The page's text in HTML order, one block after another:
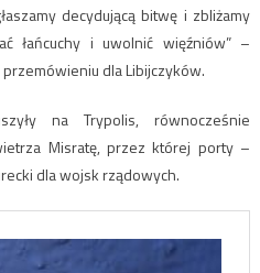
decydującą bitwę i zbliżamy
łańcuchy i uwolnić więźniów” –
dla Libijczyków.
na Trypolis, równocześnie
Misratę, przez której porty –
dla wojsk rządowych.